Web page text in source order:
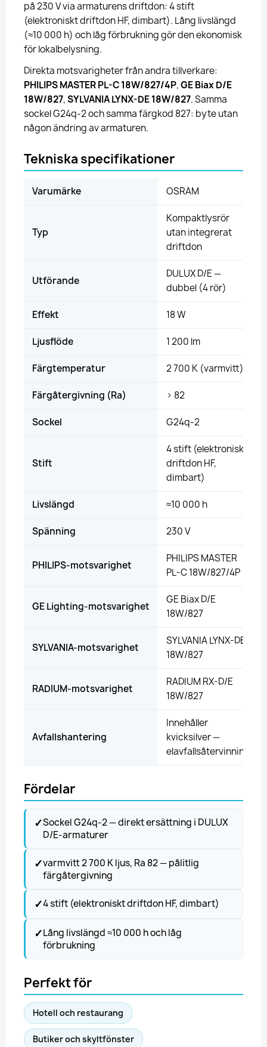
på 230 V via armaturens driftdon: 4 stift
(elektroniskt driftdon HF, dimbart). Lång livslängd
(≈10 000 h) och låg förbrukning gör den ekonomisk
för lokalbelysning.
Direkta motsvarigheter från andra tillverkare:
PHILIPS MASTER PL-C 18W/827/4P,GE Biax D/E
18W/827,SYLVANIA LYNX-DE 18W/827. Samma
sockel G24q-2 och samma färgkod 827: byte utan
någon ändring av armaturen.
Tekniska specifikationer
Varumärke OSRAM
Typ
Kompaktlysrör
utan integrerat
driftdon
Utförande
DULUX D/E —
dubbel (4 rör)
Effekt 18 W
Ljusflöde 1 200 lm
Färgtemperatur 2 700 K (varmvitt)
Färgåtergivning (Ra) > 82
Sockel G24q-2
Stift
4 stift (elektroniskt
driftdon HF,
dimbart)
Livslängd ≈10 000 h
Spänning 230 V
PHILIPS-motsvarighet
PHILIPS MASTER
PL-C 18W/827/4P
GE Lighting-motsvarighet
GE Biax D/E
18W/827
SYLVANIA-motsvarighet
SYLVANIA LYNX-DE
18W/827
RADIUM-motsvarighet
RADIUM RX-D/E
18W/827
Avfallshantering
Innehåller
kvicksilver —
elavfallsåtervinning
Fördelar
✓Sockel G24q-2 — direkt ersättning i DULUX
D/E-armaturer
✓varmvitt 2 700 K ljus, Ra 82 — pålitlig
färgåtergivning
✓4 stift (elektroniskt driftdon HF, dimbart)
✓Lång livslängd ≈10 000 h och låg
förbrukning
Perfekt för
Hotell och restaurang
Butiker och skyltfönster